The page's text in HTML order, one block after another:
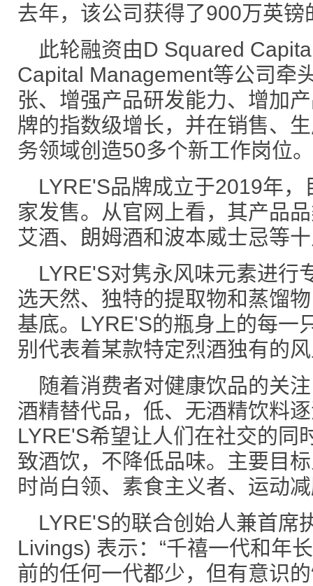
去年，该公司获得了900万英镑
此轮融资由D Squared
Capital Management等公司牵
张、增强产品研发能力、增加
牌的指数级增长，并在销售、
务领域创造50多个新工作岗位。
LYRE'S品牌成立于2019年
家发售。从官网上看，其产品
艾酒、朗姆酒和波本威士忌等
LYRE'S对隽永风味元素进行
选天然、独特的提取物和蒸馏
基底。LYRE'S的瓶身上的每一
别代表着某款特定烈酒独有的
随着消费者对健康饮品的关
酒精替代品，低、无酒精饮料
LYRE'S希望让人们在社交的同
致酒饮，不降低品味。主要目
时尚白领、素食主义者、运动
LYRE'S的联合创始人兼首席
Livings) 表示：“千禧一代和年
前的任何一代都少，但有意识